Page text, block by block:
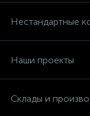
Нестандартные
Наши проекты
Склады и